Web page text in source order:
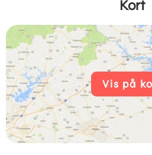
Kort
Vis på